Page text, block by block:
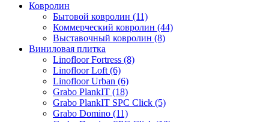
Ковролин
Бытовой ковролин (11)
Коммерческий ковролин (44)
Выставочный ковролин (8)
Виниловая плитка
Linofloor Fortress (8)
Linofloor Loft (6)
Linofloor Urban (6)
Grabo PlankIT (18)
Grabo PlankIT SPC Click (5)
Grabo Domino (11)